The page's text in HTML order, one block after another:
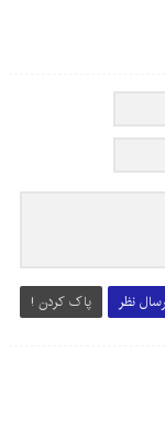
نظر پاک کردن !